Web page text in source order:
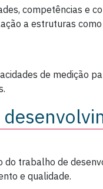
competências e
a estruturas como
de medição
do trabalho de
e qualidade.